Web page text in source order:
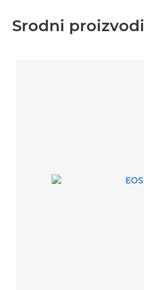
Srodni proizvodi